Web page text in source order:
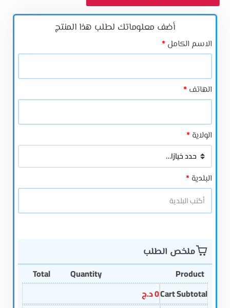
من
أضف معلوماتك لطلب هذا المنتج‬
الاسم الكامل *
الهاتف *
الولاية *
البلدية *
ملخص الطلب
Product
Quantity
Total
Cart Subtotal
0د.ج